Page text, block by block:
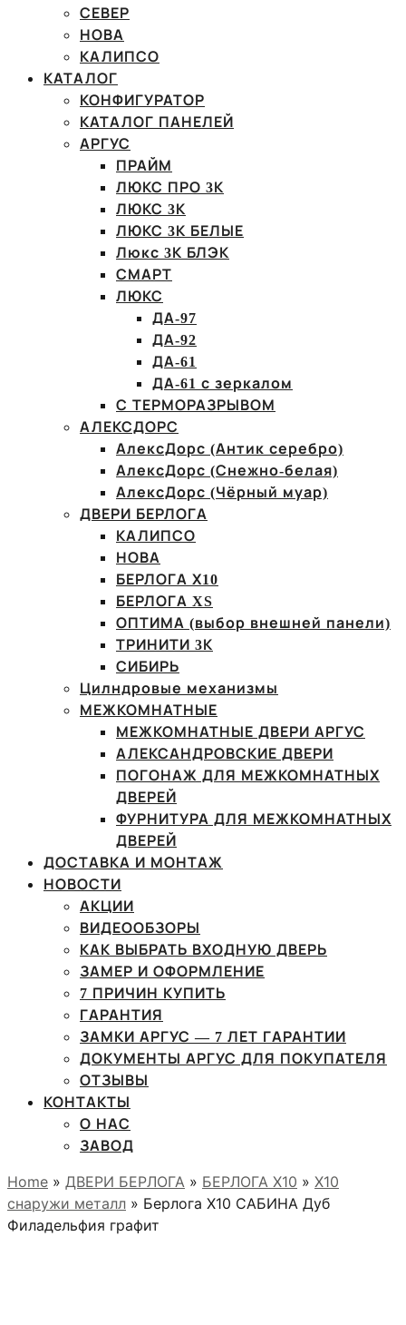
СЕВЕР
НОВА
КАЛИПСО
КАТАЛОГ
КОНФИГУРАТОР
КАТАЛОГ ПАНЕЛЕЙ
АРГУС
ПРАЙМ
ЛЮКС ПРО 3К
ЛЮКС 3К
ЛЮКС 3К БЕЛЫЕ
Люкс 3К БЛЭК
СМАРТ
ЛЮКС
ДА-97
ДА-92
ДА-61
ДА-61 с зеркалом
С ТЕРМОРАЗРЫВОМ
АЛЕКСДОРС
АлексДорс (Антик серебро)
АлексДорс (Снежно-белая)
АлексДорс (Чёрный муар)
ДВЕРИ БЕРЛОГА
КАЛИПСО
НОВА
БЕРЛОГА Х10
БЕРЛОГА XS
ОПТИМА (выбор внешней панели)
ТРИНИТИ 3К
СИБИРЬ
Цилндровые механизмы
МЕЖКОМНАТНЫЕ
МЕЖКОМНАТНЫЕ ДВЕРИ АРГУС
АЛЕКСАНДРОВСКИЕ ДВЕРИ
ПОГОНАЖ ДЛЯ МЕЖКОМНАТНЫХ
ДВЕРЕЙ
ФУРНИТУРА ДЛЯ МЕЖКОМНАТНЫХ
ДВЕРЕЙ
ДОСТАВКА И МОНТАЖ
НОВОСТИ
АКЦИИ
ВИДЕООБЗОРЫ
КАК ВЫБРАТЬ ВХОДНУЮ ДВЕРЬ
ЗАМЕР И ОФОРМЛЕНИЕ
7 ПРИЧИН КУПИТЬ
ГАРАНТИЯ
ЗАМКИ АРГУС — 7 ЛЕТ ГАРАНТИИ
ДОКУМЕНТЫ АРГУС ДЛЯ ПОКУПАТЕЛЯ
ОТЗЫВЫ
КОНТАКТЫ
О НАС
ЗАВОД
Home » ДВЕРИ БЕРЛОГА » БЕРЛОГА Х10 » X10
снаружи металл » Берлога Х10 САБИНА Дуб
Филадельфия графит